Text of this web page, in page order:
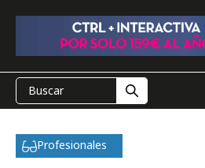
Profesionales